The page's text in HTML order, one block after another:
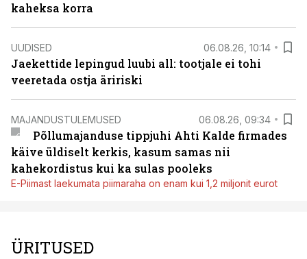
kaheksa korra
UUDISED 06.08.26, 10:14
Jaekettide lepingud luubi all: tootjale ei tohi
veeretada ostja äririski
MAJANDUSTULEMUSED 06.08.26, 09:34
Põllumajanduse tippjuhi Ahti Kalde firmades
käive üldiselt kerkis, kasum samas nii
kahekordistus kui ka sulas pooleks
E-Piimast laekumata piimaraha on enam kui 1,2 miljonit eurot
ÜRITUSED